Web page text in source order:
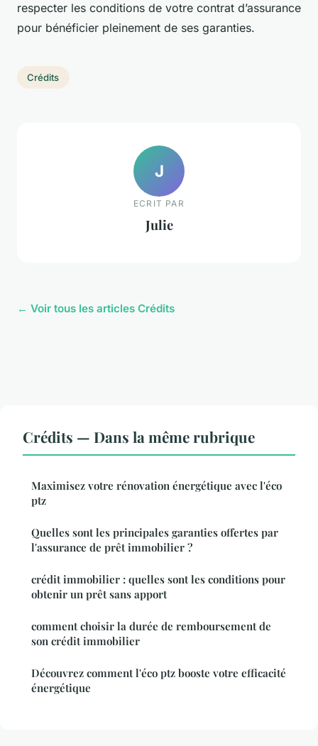
respecter les conditions de votre contrat d’assurance
pour bénéficier pleinement de ses garanties.
Crédits
J
ECRIT PAR
Julie
← Voir tous les articles Crédits
Crédits — Dans la même rubrique
Maximisez votre rénovation énergétique avec l'éco
ptz
Quelles sont les principales garanties offertes par
l'assurance de prêt immobilier ?
crédit immobilier : quelles sont les conditions pour
obtenir un prêt sans apport
comment choisir la durée de remboursement de
son crédit immobilier
Découvrez comment l'éco ptz booste votre efficacité
énergétique